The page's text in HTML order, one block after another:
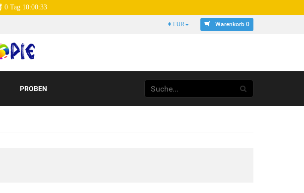
0 Tag 10:00:32
€ EUR Warenkorb 0
PROBEN